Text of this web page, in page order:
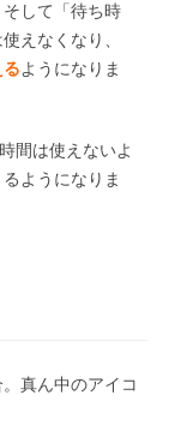
して「待ち時
えなくなり、
ようになりま
間は使えないよ
ようになりま
。真ん中のアイコ